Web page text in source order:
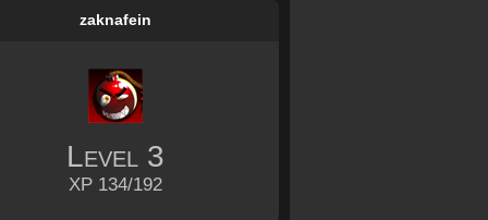
zaknafein
Level 3
XP 134/192